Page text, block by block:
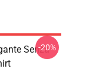
Senza
-20%